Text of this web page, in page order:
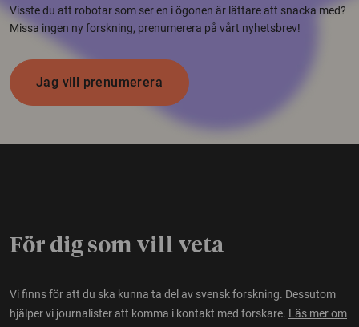
Visste du att robotar som ser en i ögonen är lättare att snacka med?
Missa ingen ny forskning, prenumerera på vårt nyhetsbrev!
Jag vill prenumerera
För dig som vill veta
Vi finns för att du ska kunna ta del av svensk forskning. Dessutom
hjälper vi journalister att komma i kontakt med forskare. Läs mer om